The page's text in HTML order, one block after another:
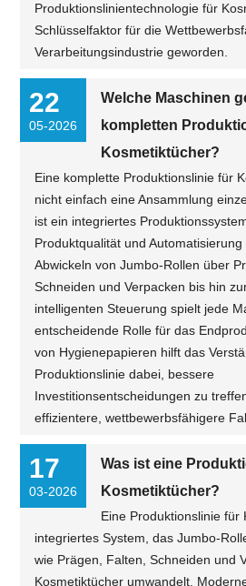
Produktionslinientechnologie für
Schlüsselfaktor für die
Verarbeitungsindustrie geworden.
22
05-2026
Welche Maschinen
kompletten
Kosmetiktücher?
Eine komplette Produktionslinie für
nicht einfach eine Ansammlung
ist ein integriertes
Produktqualität und
Abwickeln von Jumbo-Rollen über
Schneiden und Verpacken bis hin
intelligenten Steuerung spielt jede
entscheidende Rolle für das
von Hygienepapieren hilft das
Produktionslinie dabei, bessere
Investitionsentscheidungen zu
effizientere, wettbewerbsfähigere
17
03-2026
Was ist eine
Kosmetiktücher?
Eine Produktionslinie für
integriertes System, das Jumbo-
wie Prägen, Falten, Schneiden und
Kosmetiktücher umwandelt.